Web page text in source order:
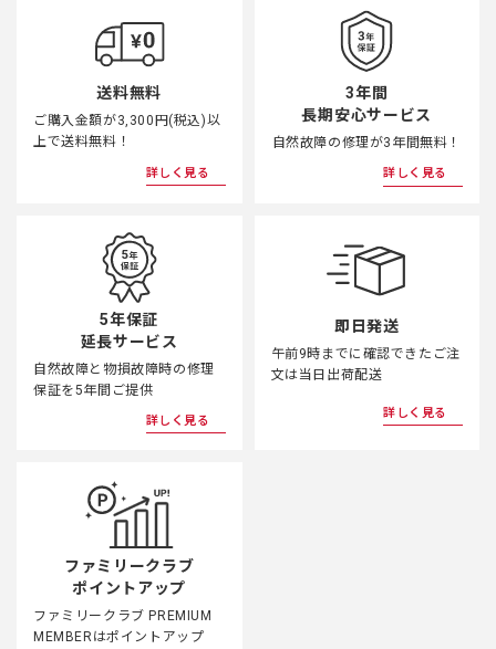
送料無料
ご購入金額が3,300円(税込)以
上で送料無料！
詳しく見る
3年間
長期安心サービス
自然故障の修理が3年間無料！
詳しく見る
5年保証
延長サービス
自然故障と物損故障時の修理
保証を5年間ご提供
詳しく見る
即日発送
午前9時までに確認できたご注
文は当日出荷配送
詳しく見る
ファミリークラブ
ポイントアップ
ファミリークラブ PREMIUM
MEMBERはポイントアップ